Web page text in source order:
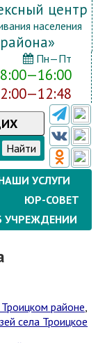
центр
населения
Пн—Пт
УСЛУГИ
ЮР-СОВЕТ
УЧРЕЖДЕНИИ
районе,
села Троицкое